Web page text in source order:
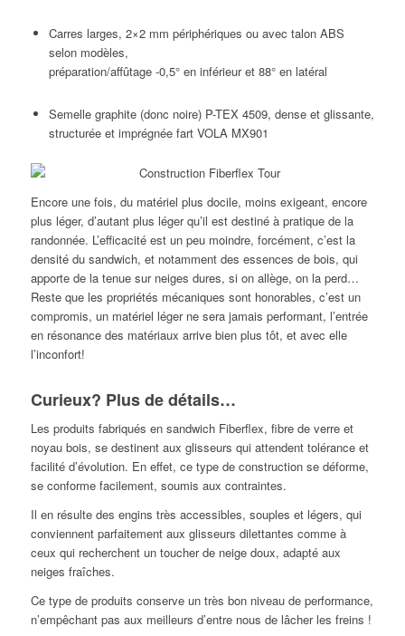
Carres larges, 2×2 mm périphériques ou avec talon ABS
selon modèles,
préparation/affûtage -0,5° en inférieur et 88° en latéral
Semelle graphite (donc noire) P-TEX 4509, dense et glissante,
structurée et imprégnée fart VOLA MX901
Encore une fois, du matériel plus docile, moins exigeant, encore
plus léger, d’autant plus léger qu’il est destiné à pratique de la
randonnée. L’efficacité est un peu moindre, forcément, c’est la
densité du sandwich, et notamment des essences de bois, qui
apporte de la tenue sur neiges dures, si on allège, on la perd…
Reste que les propriétés mécaniques sont honorables, c’est un
compromis, un matériel léger ne sera jamais performant, l’entrée
en résonance des matériaux arrive bien plus tôt, et avec elle
l’inconfort!
Curieux? Plus de détails…
Les produits fabriqués en sandwich Fiberflex, fibre de verre et
noyau bois, se destinent aux glisseurs qui attendent tolérance et
facilité d’évolution. En effet, ce type de construction se déforme,
se conforme facilement, soumis aux contraintes.
Il en résulte des engins très accessibles, souples et légers, qui
conviennent parfaitement aux glisseurs dilettantes comme à
ceux qui recherchent un toucher de neige doux, adapté aux
neiges fraîches.
Ce type de produits conserve un très bon niveau de performance,
n’empêchant pas aux meilleurs d’entre nous de lâcher les freins !